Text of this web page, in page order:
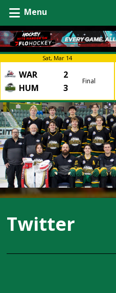
Menu
Sat, Mar 14
WAR
2
HUM
3
Final
Twitter